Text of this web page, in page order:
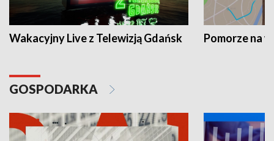
Wakacyjny Live z Telewizją Gdańsk Pomorze na
GOSPODARKA